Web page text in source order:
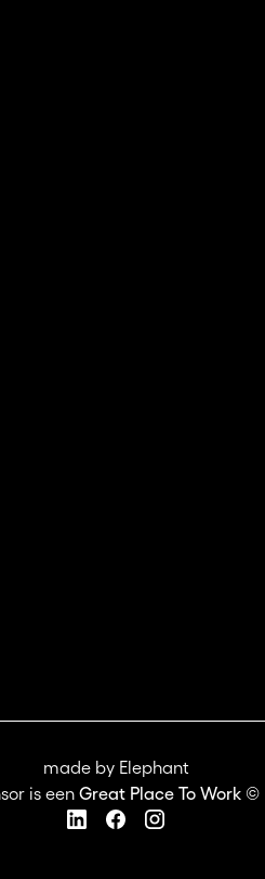
made by Elephant
is een Great Place To Work ©